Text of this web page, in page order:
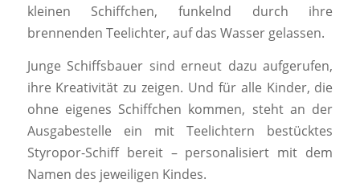
kleinen Schiffchen, funkelnd durch ihre
brennenden Teelichter, auf das Wasser gelassen.
Junge Schiffsbauer sind erneut dazu aufgerufen,
ihre Kreativität zu zeigen. Und für alle Kinder, die
ohne eigenes Schiffchen kommen, steht an der
Ausgabestelle ein mit Teelichtern bestücktes
Styropor-Schiff bereit – personalisiert mit dem
Namen des jeweiligen Kindes.